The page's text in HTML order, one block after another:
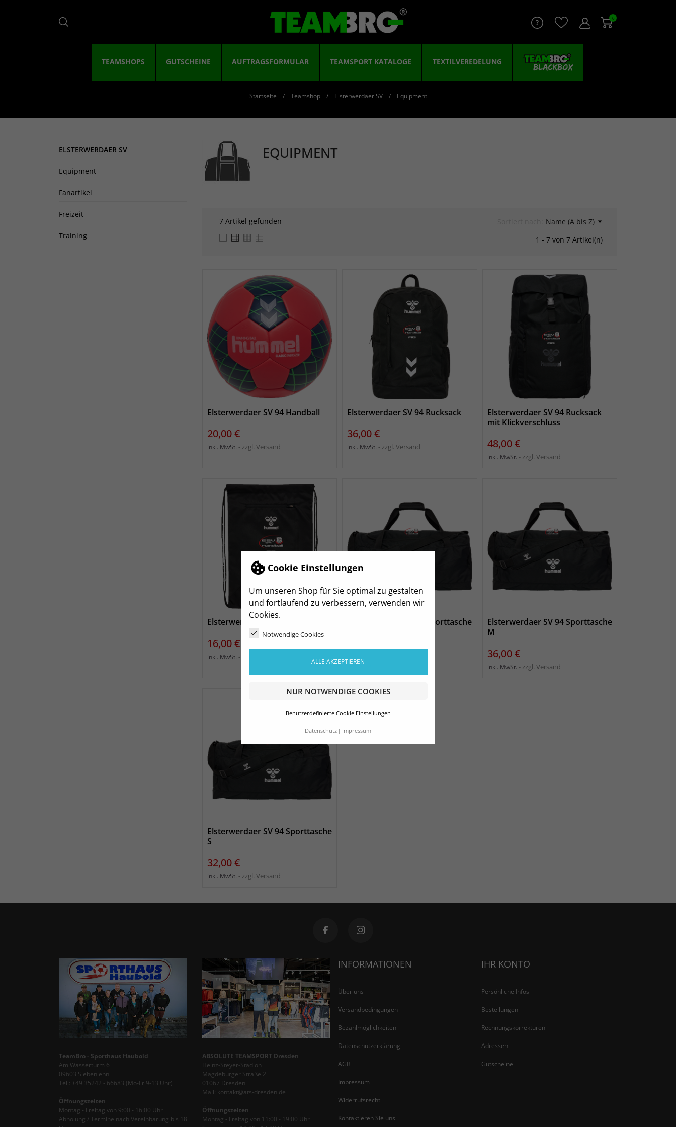
Cookie Einstellungen
Um unseren Shop für Sie optimal zu gestalten
und fortlaufend zu verbessern, verwenden wir
Cookies.
Notwendige Cookies
ALLE AKZEPTIEREN
NUR NOTWENDIGE COOKIES
Benutzerdefinierte Cookie Einstellungen
Datenschutz Impressum
0
TEAMSHOPS GUTSCHEINE AUFTRAGSFORMULAR TEAMSPORT KATALOGE TEXTILVEREDELUNG
Startseite Teamshop Elsterwerdaer SV Equipment
ELSTERWERDAER SV
Equipment
Fanartikel
Freizeit
Training
EQUIPMENT
7 Artikel gefunden
Name (A bis Z)
1 - 7 von 7 Artikel(n)
Elsterwerdaer SV 94 Handball
Preis
20,00 €
inkl. MwSt. zzgl. Versand
Elsterwerdaer SV 94 Rucksack
Preis
36,00 €
inkl. MwSt. zzgl. Versand
Elsterwerdaer SV 94 Rucksack
mit Klickverschluss
Preis
48,00 €
inkl. MwSt. zzgl. Versand
Elsterwerdaer SV 94 Sportbeutel
Preis
16,00 €
inkl. MwSt.
Elsterwerdaer SV 94 Sporttasche
Preis
40,00 €
Elsterwerdaer SV 94 Sporttasche
M
Preis
36,00 €
inkl. MwSt. zzgl. Versand
Elsterwerdaer SV 94 Sporttasche
S
Preis
32,00 €
inkl. MwSt. zzgl. Versand
TeamBro - Sporthaus Haubold
Am Wasserturm 6
09603 Siebenlehn
Tel.: +49 35242 - 66683 (Mo-Fr 9-13 Uhr)
Öffnungszeiten
Montag - Freitag von 9:00 - 16:00 Uhr
Abholung / Termine nach Vereinbarung bis 18
ABSOLUTE TEAMSPORT Dresden
Heinz-Steyer-Stadion
Magdeburger Straße 2
01067 Dresden
Mail: kontakt@ats-dresden.de
Öffnungszeiten
Montag - Freitag von 11:00 - 19:00 Uhr
INFORMATIONEN
Über uns
Versandbedingungen
Bezahlmöglichkeiten
Datenschutzerklärung
AGB
Impressum
Widerrufsrecht
Kontaktieren Sie uns
IHR KONTO
Persönliche Infos
Bestellungen
Rechnungskorrekturen
Adressen
Gutscheine